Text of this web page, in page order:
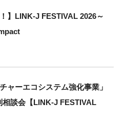
】LINK-J FESTIVAL 2026～
ャーエコシステム強化事業」
相談会【LINK-J FESTIVAL